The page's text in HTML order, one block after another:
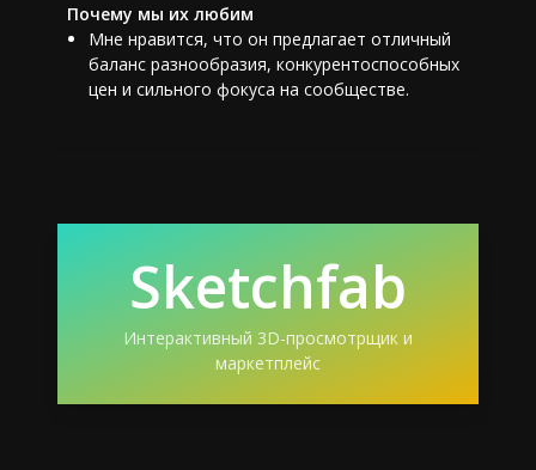
Почему мы их любим
Мне нравится, что он предлагает отличный
баланс разнообразия, конкурентоспособных
цен и сильного фокуса на сообществе.
Sketchfab
Интерактивный 3D-просмотрщик и
маркетплейс